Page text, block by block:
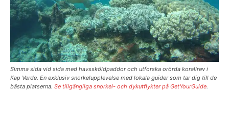
Simma sida vid sida med havssköldpaddor och utforska orörda korallrev i
Kap Verde. En exklusiv snorkelupplevelse med lokala guider som tar dig till de
bästa platserna. Se tillgängliga snorkel- och dykutflykter på GetYourGuide.